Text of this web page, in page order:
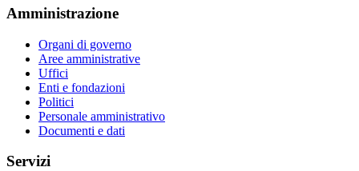
Amministrazione
Organi di governo
Aree amministrative
Uffici
Enti e fondazioni
Politici
Personale amministrativo
Documenti e dati
Servizi